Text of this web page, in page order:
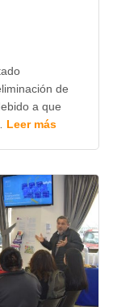
de
a que
Leer más